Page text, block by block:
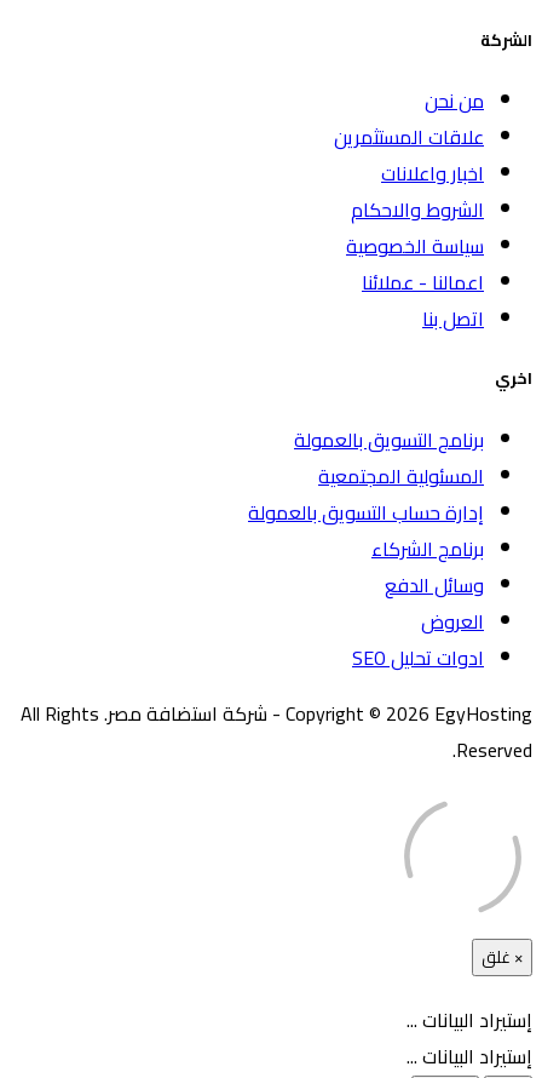
الشركة
من نحن
علاقات المستثمرين
اخبار واعلانات
الشروط والاحكام
سياسة الخصوصية
اعمالنا - عملائنا
اتصل بنا
اخري
برنامج التسويق بالعمولة
المسئولية المجتمعية
إدارة حساب التسويق بالعمولة
برنامج الشركاء
وسائل الدفع
العروض
ادوات تحليل SEO
Copyright © 2026 EgyHosting - شركة استضافة مصر. All Rights
Reserved.
× غلق
إستيراد البيانات ...
إستيراد البيانات ...